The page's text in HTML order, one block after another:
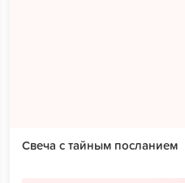
Свеча с тайным посланием